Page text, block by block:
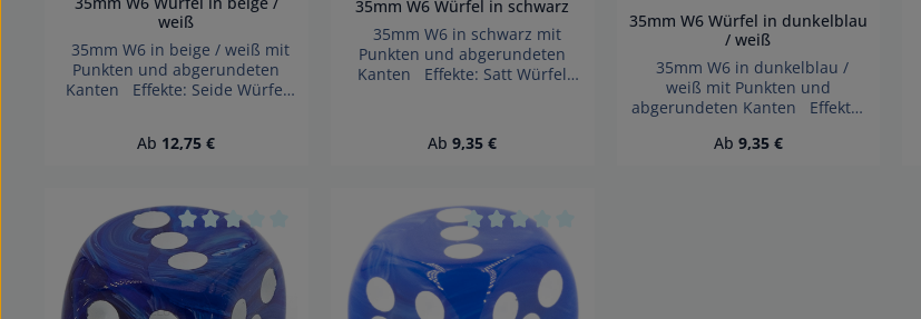
weiß
35mm W6 in beige / weiß mit
Punkten und abgerundeten
Kanten Effekte: Seide Würfel
Kleinteile nicht für Kinder unter
Regulärer Preis:
Ab 12,75 €
35mm W6 Würfel in schwarz
35mm W6 in schwarz mit
Punkten und abgerundeten
Kanten Effekte: Satt Würfel
Kleinteile nicht für Kinder unter
3 Jahren geeignet.
Regulärer Preis:
Ab9,35 €
35mm W6 Würfel in dunkelblau
/ weiß
35mm W6 in dunkelblau /
weiß mit Punkten und
abgerundeten Kanten Effekte:
Achtung! Wegen
Regulärer Preis:
Ab 9,35 €
Durchschnittliche Bewertung von 0 von 5 SternenDurchschnittliche Bewertung von 0 von 5 Sternen